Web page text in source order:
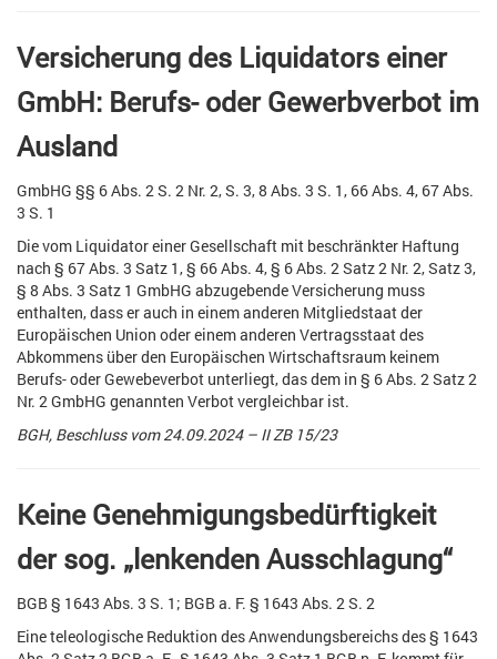
Versicherung des Liquidators einer
GmbH: Berufs- oder Gewerbverbot im
Ausland
GmbHG §§ 6 Abs. 2 S. 2 Nr. 2, S. 3, 8 Abs. 3 S. 1, 66 Abs. 4, 67 Abs.
3 S. 1
Die vom Liquidator einer Gesellschaft mit beschränkter Haftung
nach § 67 Abs. 3 Satz 1, § 66 Abs. 4, § 6 Abs. 2 Satz 2 Nr. 2, Satz 3,
§ 8 Abs. 3 Satz 1 GmbHG abzugebende Versicherung muss
enthalten, dass er auch in einem anderen Mitgliedstaat der
Europäischen Union oder einem anderen Vertragsstaat des
Abkommens über den Europäischen Wirtschaftsraum keinem
Berufs- oder Gewebeverbot unterliegt, das dem in § 6 Abs. 2 Satz 2
Nr. 2 GmbHG genannten Verbot vergleichbar ist.
BGH, Beschluss vom 24.09.2024 – II ZB 15/23
Keine Genehmigungsbedürftigkeit
der sog. „lenkenden Ausschlagung“
BGB § 1643 Abs. 3 S. 1; BGB a. F. § 1643 Abs. 2 S. 2
Eine teleologische Reduktion des Anwendungsbereichs des § 1643